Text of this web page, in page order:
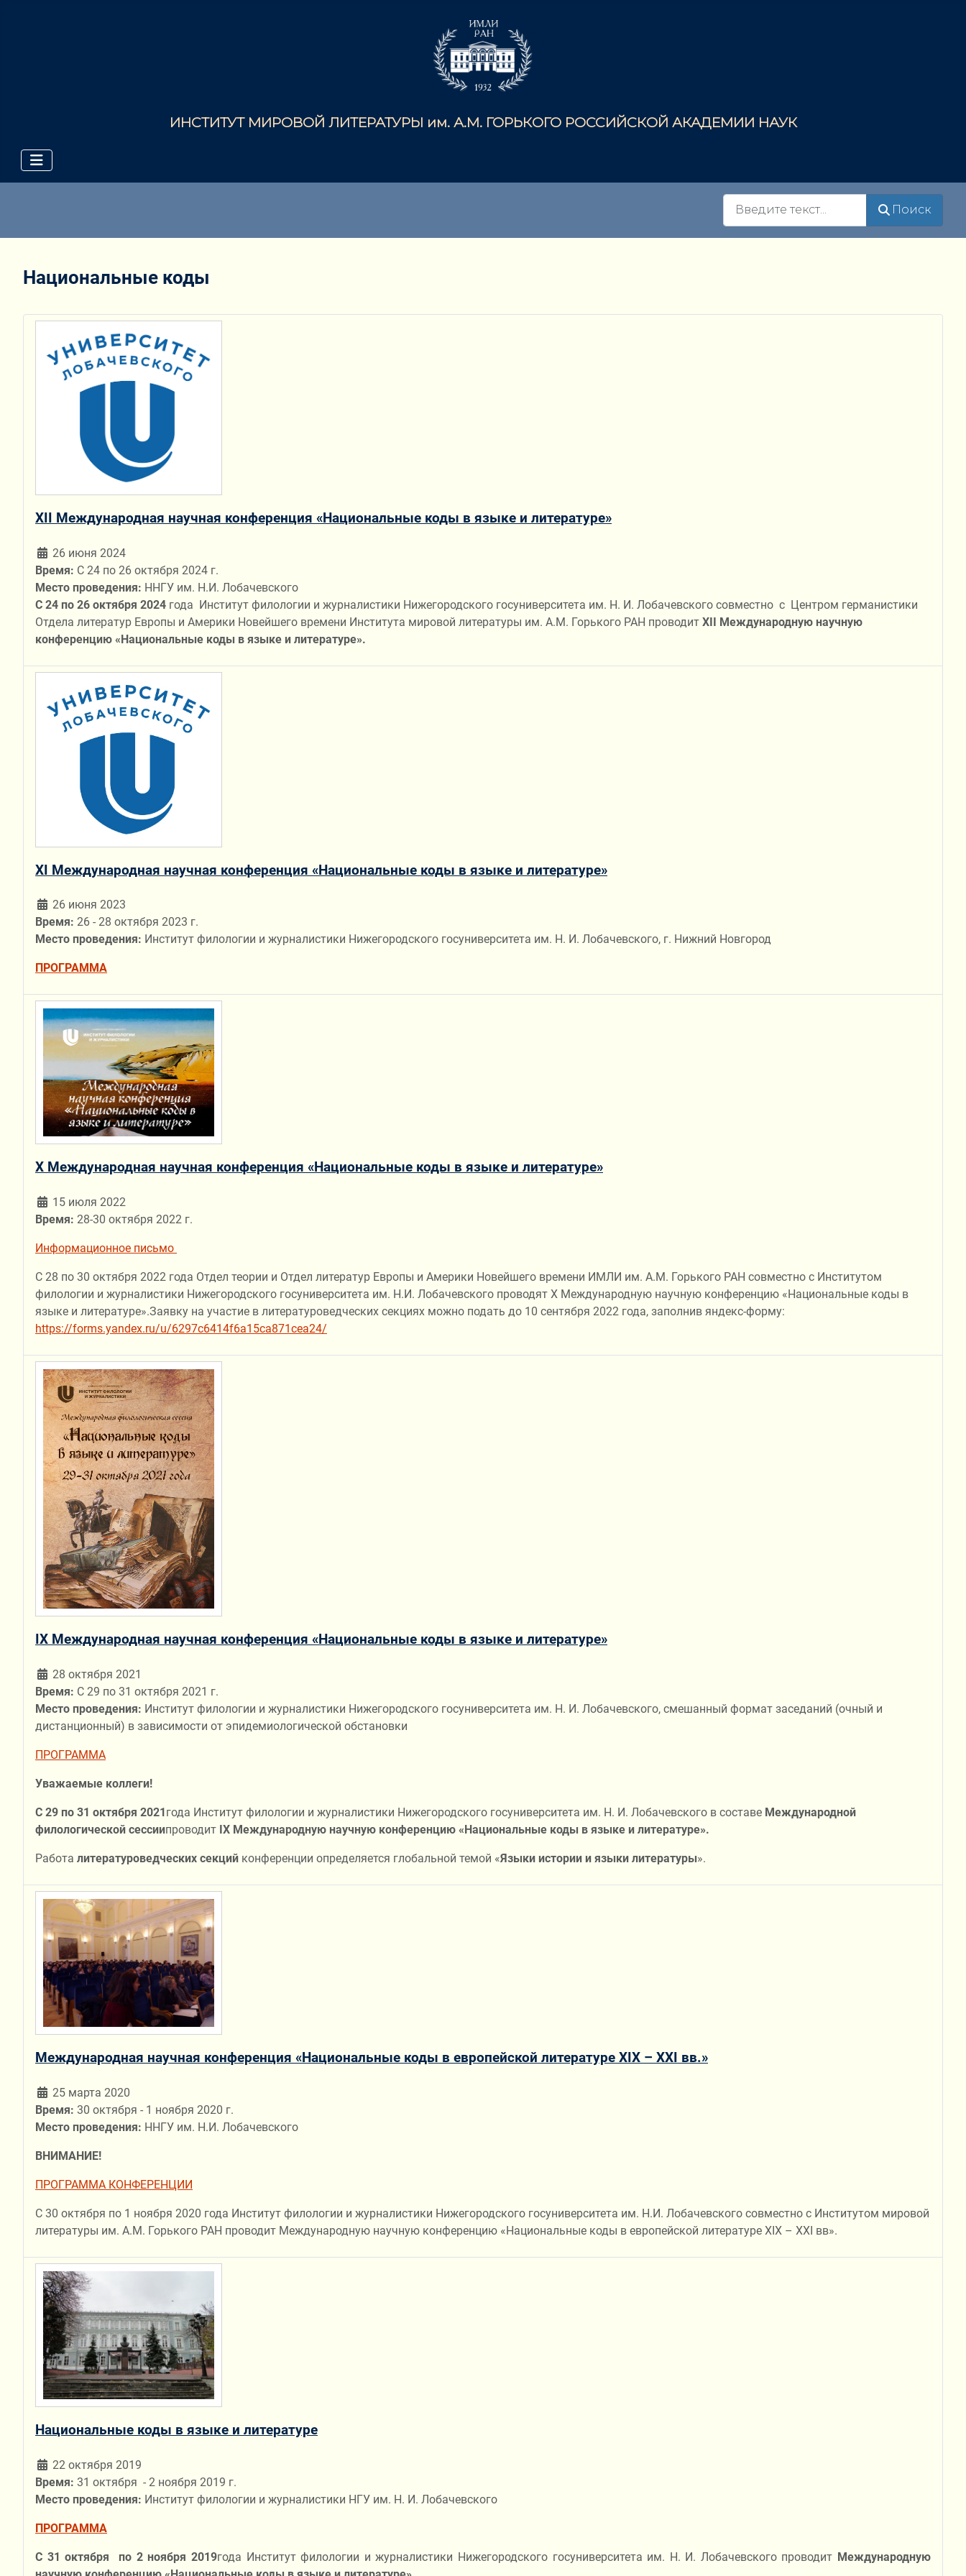
ИНСТИТУТ МИРОВОЙ ЛИТЕРАТУРЫ им. А.М. ГОРЬКОГО РОССИЙСКОЙ АКАДЕМИИ НАУК
Поиск
Национальные коды
XII Международная научная конференция «Национальные коды в языке и литературе»
26 июня 2024
Время: С 24 по 26 октября 2024 г.
Место проведения: ННГУ им. Н.И. Лобачевского
С 24 по 26 октября 2024 года Институт филологии и журналистики Нижегородского госуниверситета им. Н. И. Лобачевского совместно с Центром германистики
Отдела литератур Европы и Америки Новейшего времени Института мировой литературы им. А.М. Горького РАН проводит XII Международную научную
конференцию «Национальные коды в языке и литературе».
XI Международная научная конференция «Национальные коды в языке и литературе»
26 июня 2023
Время: 26 - 28 октября 2023 г.
Место проведения: Институт филологии и журналистики Нижегородского госуниверситета им. Н. И. Лобачевского, г. Нижний Новгород
ПРОГРАММА
X Международная научная конференция «Национальные коды в языке и литературе»
15 июля 2022
Время: 28-30 октября 2022 г.
Информационное письмо
С 28 по 30 октября 2022 года Отдел теории и Отдел литератур Европы и Америки Новейшего времени ИМЛИ им. А.М. Горького РАН совместно с Институтом
филологии и журналистики Нижегородского госуниверситета им. Н.И. Лобачевского проводят X Международную научную конференцию «Национальные коды в
языке и литературе».Заявку на участие в литературоведческих секциях можно подать до 10 сентября 2022 года, заполнив яндекс-форму:
https://forms.yandex.ru/u/6297c6414f6a15ca871cea24/
IX Международная научная конференция «Национальные коды в языке и литературе»
28 октября 2021
Время: С 29 по 31 октября 2021 г.
Место проведения: Институт филологии и журналистики Нижегородского госуниверситета им. Н. И. Лобачевского, смешанный формат заседаний (очный и
дистанционный) в зависимости от эпидемиологической обстановки
ПРОГРАММА
Уважаемые коллеги!
С 29 по 31 октября 2021года Институт филологии и журналистики Нижегородского госуниверситета им. Н. И. Лобачевского в составе Международной
филологической сессиипроводит IX Международную научную конференцию «Национальные коды в языке и литературе».
Работа литературоведческих секций конференции определяется глобальной темой «Языки истории и языки литературы».
Международная научная конференция «Национальные коды в европейской литературе ХIХ – XXI вв.»
25 марта 2020
Время: 30 октября - 1 ноября 2020 г.
Место проведения: ННГУ им. Н.И. Лобачевского
ВНИМАНИЕ!
ПРОГРАММА КОНФЕРЕНЦИИ
С 30 октября по 1 ноября 2020 года Институт филологии и журналистики Нижегородского госуниверситета им. Н.И. Лобачевского совместно с Институтом мировой
литературы им. А.М. Горького РАН проводит Международную научную конференцию «Национальные коды в европейской литературе ХIХ – XXI вв».
Национальные коды в языке и литературе
22 октября 2019
Время: 31 октября - 2 ноября 2019 г.
Место проведения: Институт филологии и журналистики НГУ им. Н. И. Лобачевского
ПРОГРАММА
С 31 октября по 2 ноября 2019года Институт филологии и журналистики Нижегородского госуниверситета им. Н. И. Лобачевского проводит Международную